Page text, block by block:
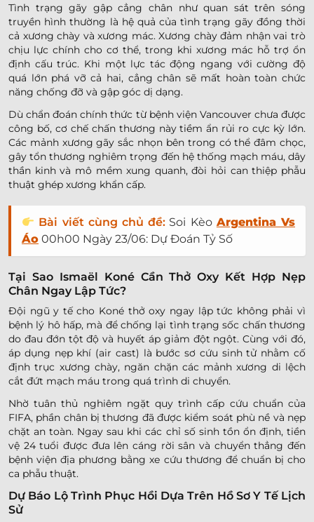
Tình trạng gãy gập cẳng chân như quan sát trên sóng
truyền hình thường là hệ quả của tình trạng gãy đồng thời
cả xương chày và xương mác. Xương chày đảm nhận vai trò
chịu lực chính cho cơ thể, trong khi xương mác hỗ trợ ổn
định cấu trúc. Khi một lực tác động ngang với cường độ
quá lớn phá vỡ cả hai, cẳng chân sẽ mất hoàn toàn chức
năng chống đỡ và gập góc dị dạng.
Dù chẩn đoán chính thức từ bệnh viện Vancouver chưa được
công bố, cơ chế chấn thương này tiềm ẩn rủi ro cực kỳ lớn.
Các mảnh xương gãy sắc nhọn bên trong có thể đâm chọc,
gây tổn thương nghiêm trọng đến hệ thống mạch máu, dây
thần kinh và mô mềm xung quanh, đòi hỏi can thiệp phẫu
thuật ghép xương khẩn cấp.
Bài viết cùng chủ đề: Soi Kèo Argentina Vs
Áo 00h00 Ngày 23/06: Dự Đoán Tỷ Số
Tại Sao Ismaël Koné Cần Thở Oxy Kết Hợp Nẹp
Chân Ngay Lập Tức?
Đội ngũ y tế cho Koné thở oxy ngay lập tức không phải vì
bệnh lý hô hấp, mà để chống lại tình trạng sốc chấn thương
do đau đớn tột độ và huyết áp giảm đột ngột. Cùng với đó,
áp dụng nẹp khí (air cast) là bước sơ cứu sinh tử nhằm cố
định trục xương chày, ngăn chặn các mảnh xương di lệch
cắt đứt mạch máu trong quá trình di chuyển.
Nhờ tuân thủ nghiêm ngặt quy trình cấp cứu chuẩn của
FIFA, phần chân bị thương đã được kiểm soát phù nề và nẹp
chặt an toàn. Ngay sau khi các chỉ số sinh tồn ổn định, tiền
vệ 24 tuổi được đưa lên cáng rời sân và chuyển thẳng đến
bệnh viện địa phương bằng xe cứu thương để chuẩn bị cho
ca phẫu thuật.
Dự Báo Lộ Trình Phục Hồi Dựa Trên Hồ Sơ Y Tế Lịch
Sử